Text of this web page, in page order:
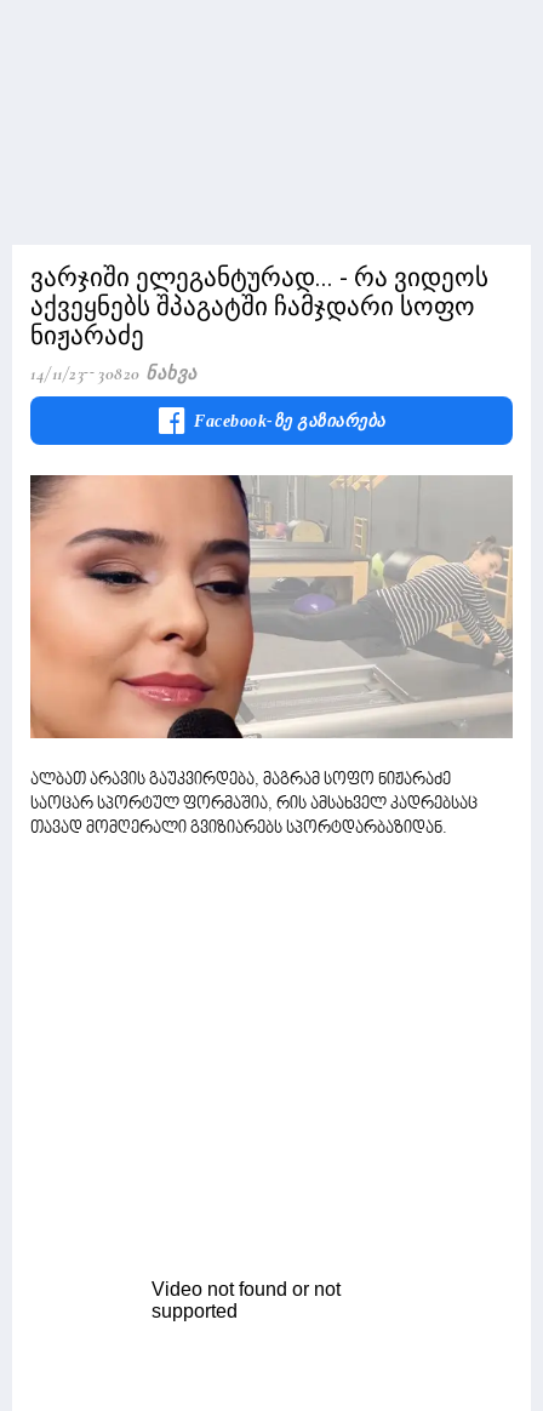
ვარჯიში ელეგანტურად... - რა ვიდეოს
აქვეყნებს შპაგატში ჩამჯდარი სოფო
ნიჟარაძე
14/11/23 30820 Ნახვა
Facebook-Ზე Გაზიარება
ალბათ არავის გაუკვირდება, მაგრამ სოფო ნიჟარაძე
საოცარ სპორტულ ფორმაშია, რის ამსახველ კადრებსაც
თავად მომღერალი გვიზიარებს სპორტდარბაზიდან.